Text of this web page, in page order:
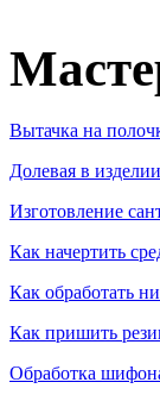
Вытачка на
Долевая в
Изготовление
Как начертить
Как обработать
Как пришить
Обработка